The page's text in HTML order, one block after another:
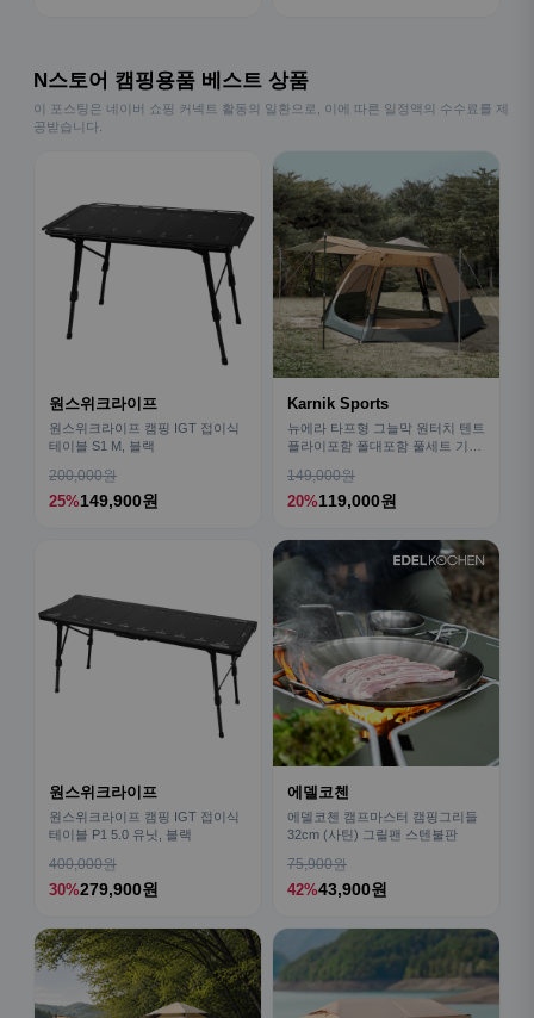
N스토어 캠핑용품 베스트 상품
이 포스팅은 네이버 쇼핑 커넥트 활동의 일환으로, 이에 따른 일정액의 수수료를 제
공받습니다.
원스위크라이프
원스위크라이프 캠핑 IGT 접이식
테이블 S1 M, 블랙
200,000원
25%149,900원
Karnik Sports
뉴에라 타프형 그늘막 원터치 텐트
플라이포함 폴대포함 풀세트 기본
149,000원
20%119,000원
원스위크라이프
원스위크라이프 캠핑 IGT 접이식
테이블 P1 5.0 유닛, 블랙
400,000원
30%279,900원
에델코첸
에델코첸 캠프마스터 캠핑그리들
32cm (사틴) 그릴팬 스텐불판
75,900원
42%43,900원